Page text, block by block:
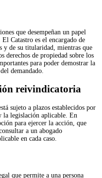
que desempeñan un papel
Catastro es el encargado de
y de su titularidad, mientras que
derechos de propiedad sobre los
para poder demostrar la
demandado.
reivindicatoria
sujeto a plazos establecidos por
la legislación aplicable. En
para ejercer la acción, que
a un abogado
en cada caso.
que permite a una persona